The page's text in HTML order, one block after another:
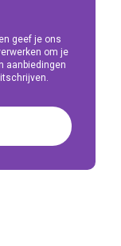
geef je ons
om je
aanbiedingen